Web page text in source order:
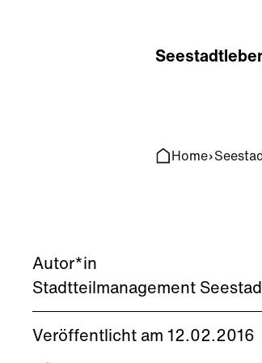
Seestadt
Home
Autor*in
Stadtteilmanagement
Veröffentlicht am 12.02.2016